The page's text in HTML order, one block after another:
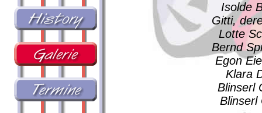
Isolde
Gitti,
Lotte
Bernd
Egon
Klara